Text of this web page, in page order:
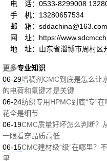
电 话：0533-8299008
手 机：13280657534
邮 箱：sddachina@163.com
网 址：https://
地 址：山东省淄博市周村区
更多专业知识
06-29增稠剂CMC到底是怎么让
的电荷和氢键才是关键
06-24纺织专用HPMC到底“专”
花全是细节
06-19CMC质量好坏怎么判断？
一眼看穿品质高低
06-15CMC建材级“级”在哪里？
里